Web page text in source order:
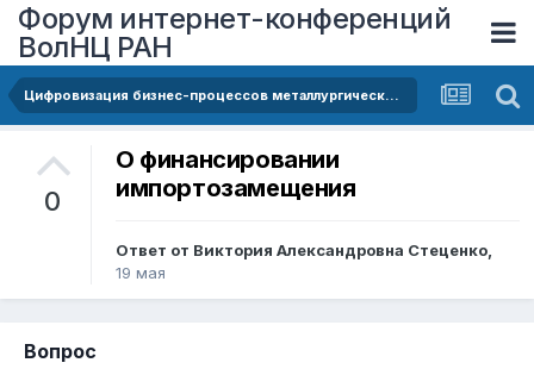
Форум интернет-конференций
ВолНЦ РАН
Цифровизация бизнес-процессов металлургического производства как инструмент достижения технологического суверенитета и устойчивого развития промышленных территорий
0
О финансировании
импортозамещения
Ответ от Виктория Александровна Стеценко,
19 мая
Вопрос